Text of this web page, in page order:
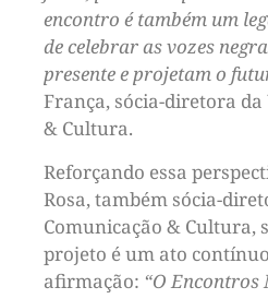
encontro é também um
de celebrar as vozes
presente e projetam o
França, sócia-diretora
& Cultura.
Reforçando essa
Rosa, também sócia-
Comunicação & Cultura,
projeto é um ato
afirmação: “O Encontros